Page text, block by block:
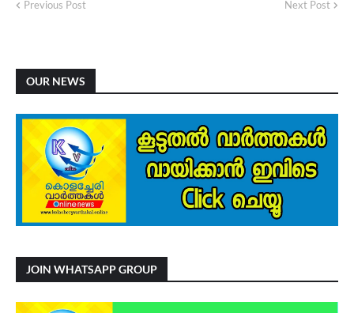
Previous Post Next Post
OUR NEWS
JOIN WHATSAPP GROUP